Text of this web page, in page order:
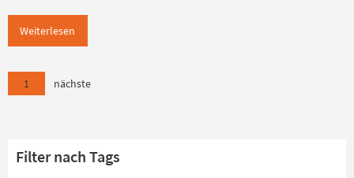
Weiterlesen
1 nächste
Filter nach Tags